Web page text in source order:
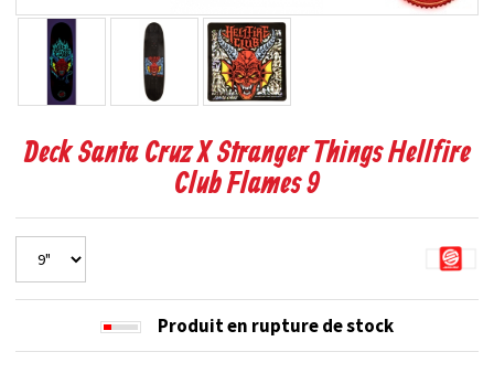
Deck Santa Cruz X Stranger Things Hellfire
Club Flames 9
Produit en rupture de stock